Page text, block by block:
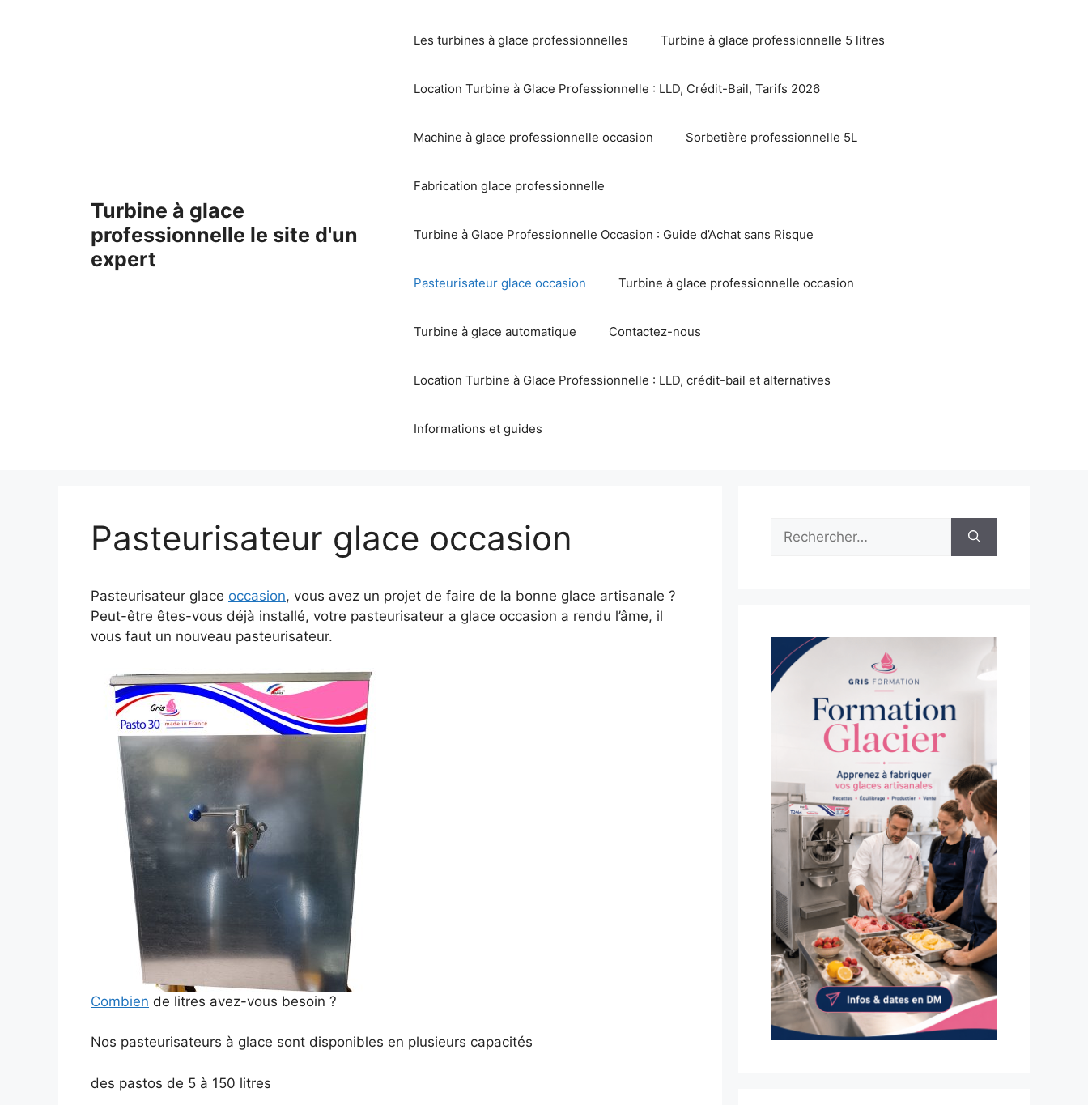
Turbine à glace
professionnelle le site d'un
expert
Les turbines à glace professionnelles Turbine à glace professionnelle 5 litres
Location Turbine à Glace Professionnelle : LLD, Crédit-Bail, Tarifs 2026
Machine à glace professionnelle occasion Sorbetière professionnelle 5L
Fabrication glace professionnelle
Turbine à Glace Professionnelle Occasion : Guide d’Achat sans Risque
Pasteurisateur glace occasion Turbine à glace professionnelle occasion
Turbine à glace automatique Contactez-nous
Location Turbine à Glace Professionnelle : LLD, crédit-bail et alternatives
Informations et guides
Pasteurisateur glace occasion
Pasteurisateur glace occasion, vous avez un projet de faire de la bonne glace artisanale ?
Peut-être êtes-vous déjà installé, votre pasteurisateur a glace occasion a rendu l’âme, il
vous faut un nouveau pasteurisateur.
Combien de litres avez-vous besoin ?
Nos pasteurisateurs à glace sont disponibles en plusieurs capacités
des pastos de 5 à 150 litres
Rechercher :